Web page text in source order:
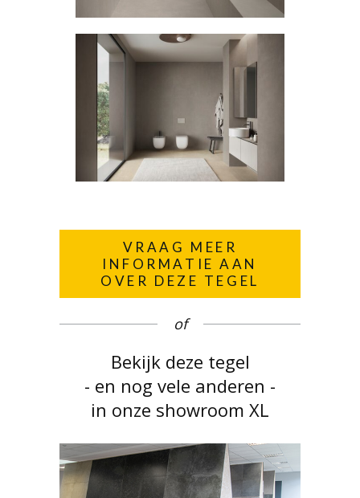
VRAAG MEER
INFORMATIE AAN
OVER DEZE TEGEL
of
Bekijk deze tegel
- en nog vele anderen -
in onze showroom XL